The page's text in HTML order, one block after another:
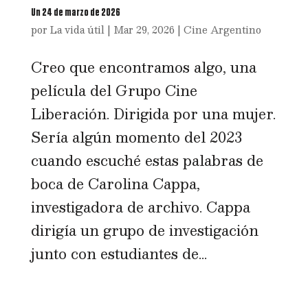
Un 24 de marzo de 2026
por La vida útil| Mar 29, 2026 | Cine Argentino
Creo que encontramos algo, una
película del Grupo Cine
Liberación. Dirigida por una mujer.
Sería algún momento del 2023
cuando escuché estas palabras de
boca de Carolina Cappa,
investigadora de archivo. Cappa
dirigía un grupo de investigación
junto con estudiantes de...